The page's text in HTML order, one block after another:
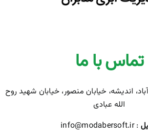
تماس با ما
اندیشه، خیابان منصور، خیابان شهید روح
الله عبادی
: info@modabersoft.ir